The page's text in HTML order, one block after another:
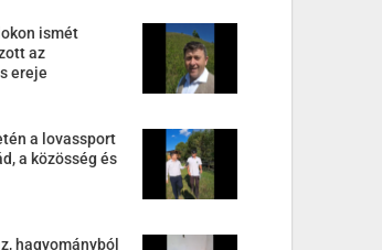
ismét
az
ereje
a lovassport
a közösség és
hagyományból